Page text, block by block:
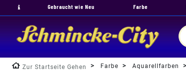
Gebraucht wie Neu Farbe
Zur Startseite Gehen Farbe Aquarellfarben